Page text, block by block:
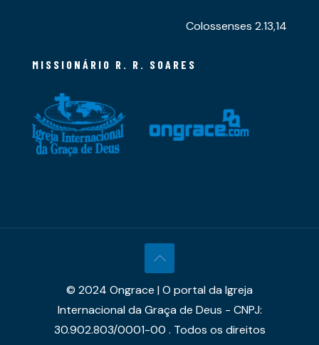
Colossenses 2.13,14
MISSIONÁRIO R. R. SOARES
© 2024 Ongrace | O portal da Igreja
Internacional da Graça de Deus - CNPJ:
30.902.803/0001-00 . Todos os direitos